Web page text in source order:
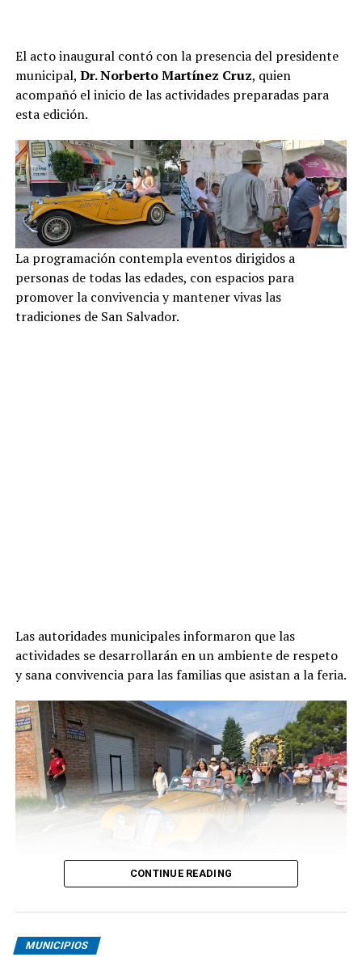
El acto inaugural contó con la presencia del presidente
municipal, Dr. Norberto Martínez Cruz, quien
acompañó el inicio de las actividades preparadas para
esta edición.
La programación contempla eventos dirigidos a
personas de todas las edades, con espacios para
promover la convivencia y mantener vivas las
tradiciones de San Salvador.
Las autoridades municipales informaron que las
actividades se desarrollarán en un ambiente de respeto
y sana convivencia para las familias que asistan a la feria.
CONTINUE READING
MUNICIPIOS